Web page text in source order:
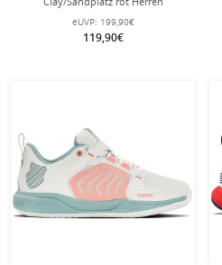
eUVP: 199,90€
119,90€